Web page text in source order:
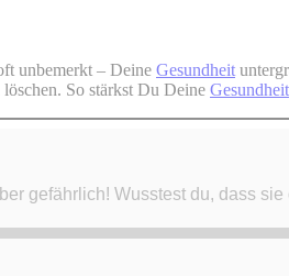
unbemerkt – Deine Gesundheit
So stärkst Du Deine Gesundheit